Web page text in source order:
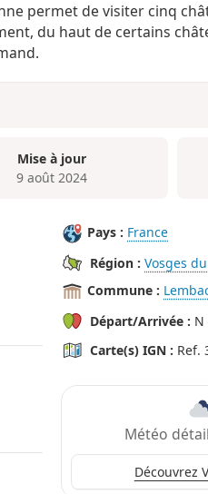
permet de visiter cinq
du haut de certains
Mise à jour
9 août 2024
Pays : France
Région : Vosges
Commune :
Départ/Arrivée : N
Carte(s) IGN : Ref.
Météo
Découvrez